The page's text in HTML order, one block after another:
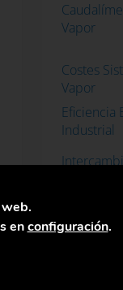
Vapor
Costes
Vapor
Eficiencia
Industrial
Sistemas
enconfiguración.